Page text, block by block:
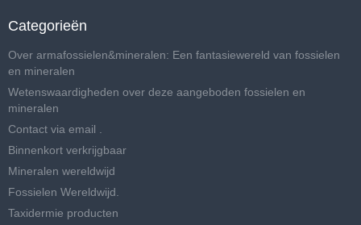
Categorieën
Over armafossielen&mineralen: Een fantasiewereld van fossielen
en mineralen
Wetenswaardigheden over deze aangeboden fossielen en
mineralen
Contact via email .
Binnenkort verkrijgbaar
Mineralen wereldwijd
Fossielen Wereldwijd.
Taxidermie producten